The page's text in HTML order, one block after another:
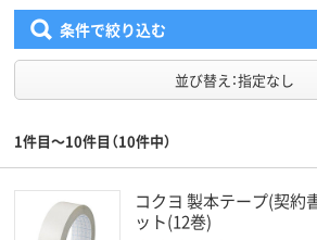
条件で絞り込む
並び替え：指定なし
1件目～10件目（10件中）
コクヨ 製本テープ(契約
ット(12巻)